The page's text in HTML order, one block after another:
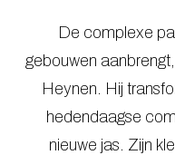
De complexe
gebouwen
Heynen. Hij
hedendaagse
nieuwe jas. Zijn